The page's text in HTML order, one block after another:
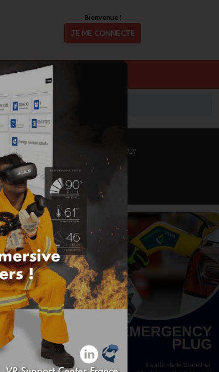
Bienvenue !
JE ME CONNECTE
Inscrit depuis le 12/09/2020 à 13:44
Informations mises à jour le 25/10/2021 à 11:21